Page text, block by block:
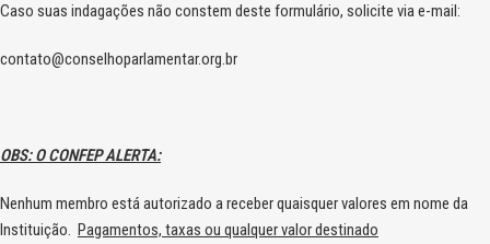
Caso suas indagações não constem deste formulário, solicite via e-mail:
contato@conselhoparlamentar.org.br
OBS: O CONFEP ALERTA:
Nenhum membro está autorizado a receber quaisquer valores em nome da
Instituição. Pagamentos, taxas ou qualquer valor destinado